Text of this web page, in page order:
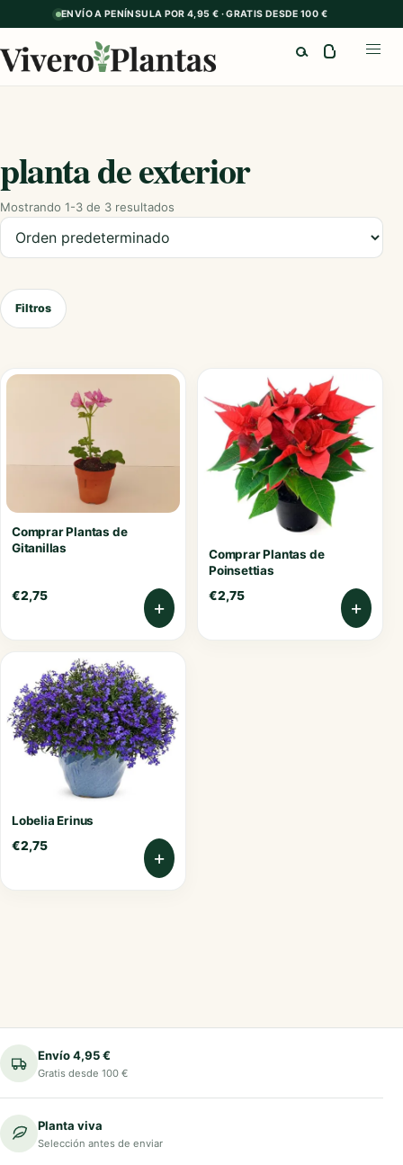
ENVÍO A PENÍNSULA POR 4,95 € · GRATIS DESDE 100 €
planta de exterior
Mostrando 1-3 de 3 resultados
Ordenar productos
Filtros
Comprar Plantas de
Gitanillas
€2,75
+
Comprar Plantas de
Poinsettias
€2,75
+
Lobelia Erinus
€2,75
+
Envío 4,95 €
Gratis desde 100 €
Planta viva
Selección antes de enviar